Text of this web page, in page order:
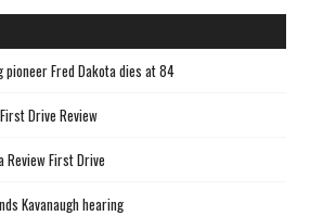
pioneer Fred Dakota dies at 84
Drive Review
First Drive
Kavanaugh hearing